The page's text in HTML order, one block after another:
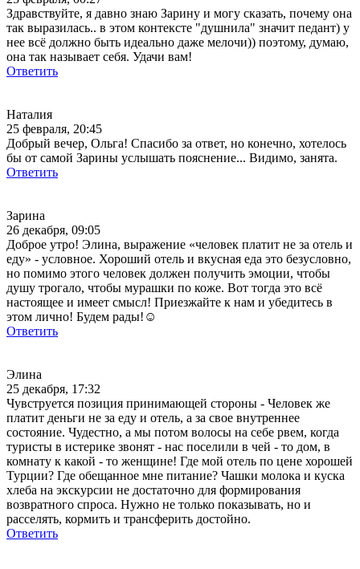
Здравствуйте, я давно знаю Зарину и могу сказать, почему она
так выразилась.. в этом контексте "душнила" значит педант) у
нее всё должно быть идеально даже мелочи)) поэтому, думаю,
она так называет себя. Удачи вам!
Ответить
Наталия
25 февраля, 20:45
Добрый вечер, Ольга! Спасибо за ответ, но конечно, хотелось
бы от самой Зарины услышать пояснение... Видимо, занята.
Ответить
Зарина
26 декабря, 09:05
Доброе утро! Элина, выражение «человек платит не за отель и
еду» - условное. Хороший отель и вкусная еда это безусловно,
но помимо этого человек должен получить эмоции, чтобы
душу трогало, чтобы мурашки по коже. Вот тогда это всё
настоящее и имеет смысл! Приезжайте к нам и убедитесь в
этом лично! Будем рады!☺️
Ответить
Элина
25 декабря, 17:32
Чувструется позиция принимающей стороны - Человек же
платит деньги не за еду и отель, а за свое внутреннее
состояние. Чудестно, а мы потом волосы на себе рвем, когда
туристы в истерике звонят - нас поселили в чей - то дом, в
комнату к какой - то женщине! Где мой отель по цене хорошей
Турции? Где обещанное мне питание? Чашки молока и куска
хлеба на экскурсии не достаточно для формирования
возвратного спроса. Нужно не только показывать, но и
расселять, кормить и трансферить достойно.
Ответить